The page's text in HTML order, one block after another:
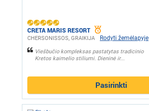
CRETA MARIS RESORT
CHERSONISSOS, GRAIKIJA Rodyti žemėlapyje
Viešbučio kompleksas pastatytas tradicinio
Kretos kaimelio stiliumi. Dieninė ir...
Pasirinkti